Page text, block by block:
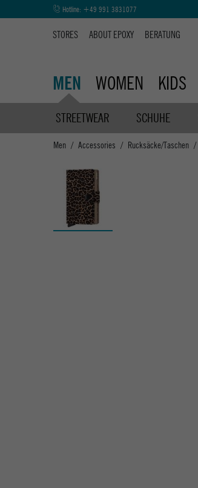
Hotline: +49 991 3831077
STORES ABOUT EPOXY BERATUNG
MEN WOMEN KIDS
STREETWEAR SCHUHE
Men Accessories Rucksäcke/Taschen